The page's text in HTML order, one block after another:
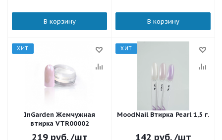
В корзину В корзину
ХИТ
InGarden Жемчужная
втирка VTR00002
219руб. /шт
ХИТ
MoodNail Втирка Pearl 1,5 г.
142 руб. /шт